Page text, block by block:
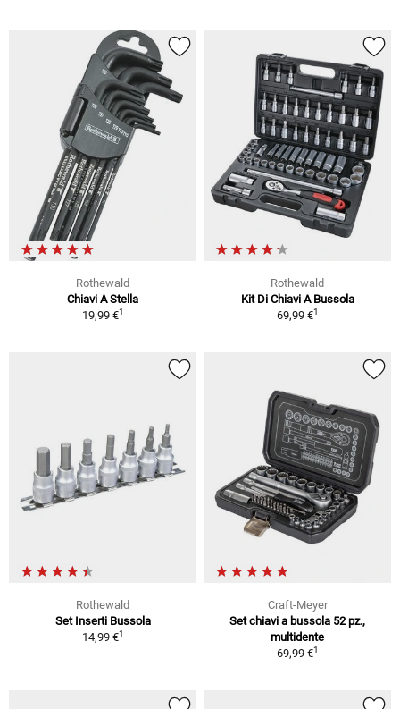
Rothewald
Chiavi A Stella
19,99 €1
Rothewald
Kit Di Chiavi A Bussola
69,99 €1
Rothewald
Set Inserti Bussola
14,99 €1
Craft-Meyer
Set chiavi a bussola 52 pz.,
multidente
69,99 €1